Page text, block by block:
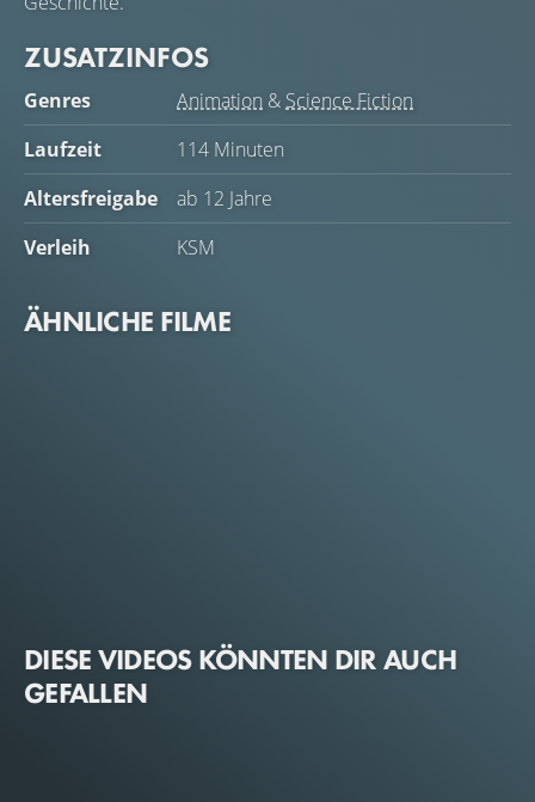
ZUSATZINFOS
Genres Animation & Science Fiction
Laufzeit
114 Minuten
Altersfreigabe
ab 12 Jahre
Verleih
KSM
ÄHNLICHE FILME
DIESE VIDEOS KÖNNTEN DIR AUCH
GEFALLEN